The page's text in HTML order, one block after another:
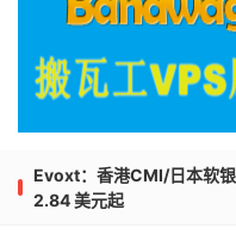
Evoxt：香港CMI/日本软
2.84 美元起